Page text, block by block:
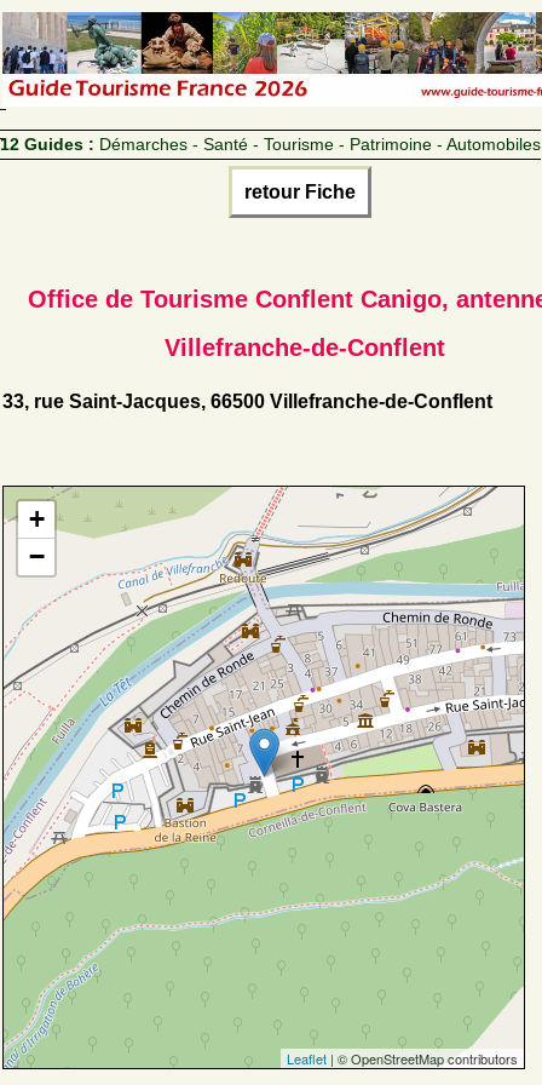
12 Guides : Démarches - Santé - Tourisme - Patrimoine - Automobiles
retour Fiche
Office de Tourisme Conflent Canigo,
Villefranche-de-Conflent
33, rue Saint-Jacques, 66500 Villefranche-de-Conflent
+
−
Leaflet | © OpenStreetMap contributors